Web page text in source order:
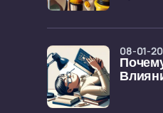
08-01-